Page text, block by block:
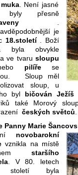
. Není jasné
byly přesně
je
18.století. Boží
byla obvykle
ve tvaru sloupu
pilířese
Sloup měl
sloup, u
byl bičován Ježíš
také Morový
českých světců
Panny Marie
novobarokní
vznikla na místě
staršího
. V 80. letech
století byla